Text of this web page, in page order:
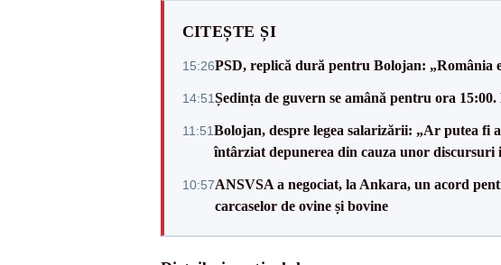
CITEȘTE ȘI
15:26PSD, replică dură pentru Bolojan: „România
14:51Ședința de guvern se amână pentru ora
11:51Bolojan, despre legea salarizării: „Ar putea fi
întârziat depunerea din cauza unor discursuri
10:57ANSVSA a negociat, la Ankara, un acord
carcaselor de ovine și bovine